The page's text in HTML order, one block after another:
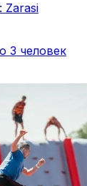
Zarasi
3 человек